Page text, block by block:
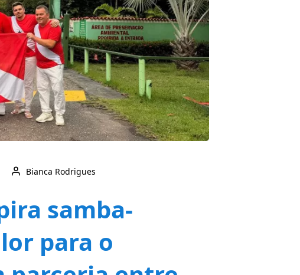
Bianca Rodrigues
samba-
para o